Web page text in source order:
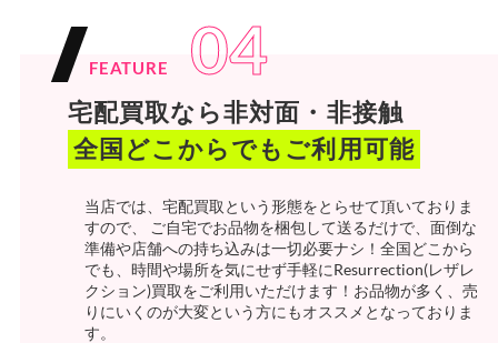
FEATURE 04
宅配買取なら非対面・非接触
全国どこからでもご利用可能
当店では、宅配買取という形態をとらせて頂いておりま
すので、 ご自宅でお品物を梱包して送るだけで、面倒な
準備や店舗への持ち込みは一切必要ナシ！全国どこから
でも、時間や場所を気にせず手軽にResurrection(レザレ
クション)買取をご利用いただけます！お品物が多く、売
りにいくのが大変という方にもオススメとなっておりま
す。